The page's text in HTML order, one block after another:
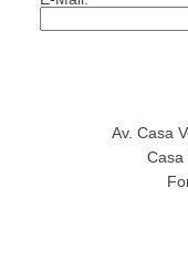
Av. Casa
Casa